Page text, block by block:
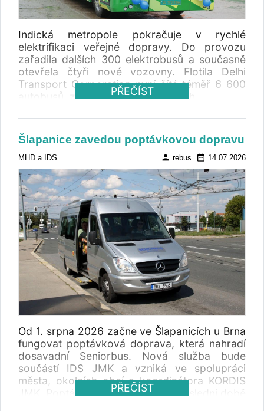
Indická metropole pokračuje v rychlé
elektrifikaci veřejné dopravy. Do provozu
zařadila dalších 300 elektrobusů a současně
otevřela čtyři nové vozovny. Flotila Delhi
Transport Corporation nyní čítá téměř 6 600
autobusů, z toho 4 845 elektrických.
PŘEČÍST
Šlapanice zavedou poptávkovou dopravu
MHD a IDS person rebus date_range 14.07.2026
Od 1. srpna 2026 začne ve Šlapanicích u Brna
fungovat poptávková doprava, která nahradí
dosavadní Seniorbus. Nová služba bude
součástí IDS JMK a vzniká ve spolupráci
města, okolních obcí a koordinátora KORDIS
JMK. Poptávková doprava se v poslední době
PŘEČÍST